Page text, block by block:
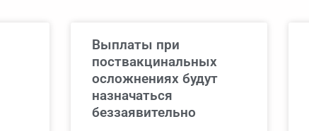
Выплаты при
поствакцинальных
осложнениях будут
назначаться
беззаявительно